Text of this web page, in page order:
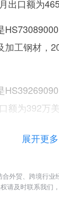
出口额为465
加工钢材，
额为392万美
展开更多
外贸、跨境行业
请及时联系我们